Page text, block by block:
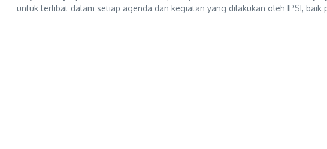
untuk terlibat dalam setiap agenda dan kegiatan yang dilakukan oleh IPSI,